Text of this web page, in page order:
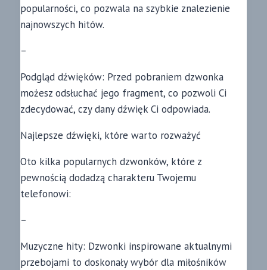
popularności, co pozwala na szybkie znalezienie
najnowszych hitów.
–
Podgląd dźwięków: Przed pobraniem dzwonka
możesz odsłuchać jego fragment, co pozwoli Ci
zdecydować, czy dany dźwięk Ci odpowiada.
Najlepsze dźwięki, które warto rozważyć
Oto kilka popularnych dzwonków, które z
pewnością dodadzą charakteru Twojemu
telefonowi:
–
Muzyczne hity: Dzwonki inspirowane aktualnymi
przebojami to doskonały wybór dla miłośników